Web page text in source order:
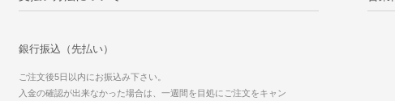
銀行振込（先払い）
ご注文後5日以内にお振込み下さい。
入金の確認が出来なかった場合は、一週間を目処にご注文をキャン